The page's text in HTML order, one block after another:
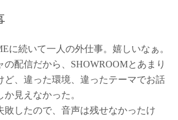
に続いて一人の外仕事。嬉しいなぁ。
配信だから、SHOWROOMとあまり
ど、違った環境、違ったテーマでお話
見えなかった。
敗したので、音声は残せなかったけ